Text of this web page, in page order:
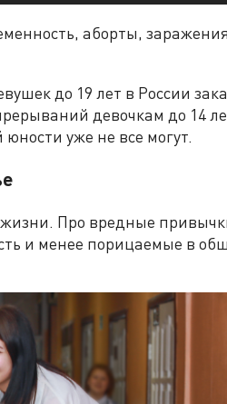
аборты,
до 19 лет в России
девочкам до 14
уже не все могут.
жизни. Про вредные
и менее порицаемые в